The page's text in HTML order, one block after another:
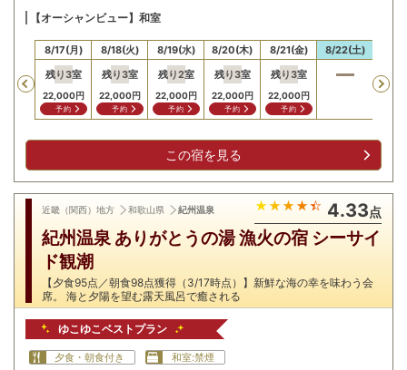
【オーシャンビュー】和室
Previous
円
8/17(月)
残り3室
22,000円
予約
8/18(火)
残り3室
22,000円
予約
8/19(水)
残り2室
22,000円
予約
8/20(木)
残り3室
22,000円
予約
8/21(金)
残り3室
22,000円
予約
8/22(土)
残り
この宿を見る
近畿（関西）地方 和歌山県 紀州温泉 4.33点
紀州温泉 ありがとうの湯 漁火の宿 シーサイ
ド観潮
【夕食95点／朝食98点獲得（3/17時点）】新鮮な海の幸を味わう会
席。 海と夕陽を望む露天風呂で癒される
ゆこゆこベストプラン
夕食・朝食付き 和室:禁煙